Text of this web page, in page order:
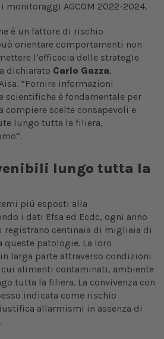
monitoraggi AGCOM 2022-2024.
è un fattore di rischio
orientare comportamenti non
l’efficacia delle strategie
dichiarato Carlo Gazza,
“Fornire informazioni
scientifiche è fondamentale per
compiere scelte consapevoli e
lungo tutta la filiera,
lungo tutta la
più esposti alla
i dati Efsa ed Ecdc, ogni anno
registrano centinaia di migliaia di
queste patologie. La loro
larga parte attraverso condizioni
alimenti contaminati, ambiente
tutta la filiera. La convivenza con
indicata come rischio
allarmismi in assenza di